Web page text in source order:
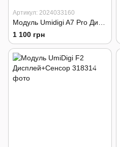
Артикул: 2024033160
1 100 грн